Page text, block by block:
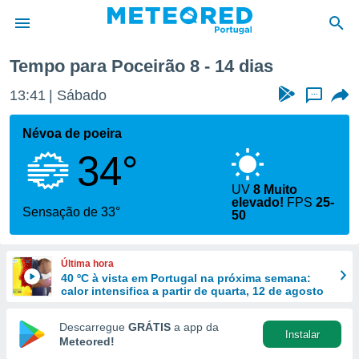
da
foi
fornecidas
a este
das
e
forma
digital
Tempo para Poceirão 8 - 14 dias
13:41 Sábado ...
Névoa de poeira
34°
Sensação de 33°
UV8 Muito
elevado! FPS25-
50
Última hora
40 ºC à vista em Portugal na próxima semana:
calor intensifica a partir de quarta, 12 de agosto
Descarregue GRÁTIS a app da
Meteored!
Instalar